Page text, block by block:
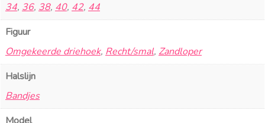
34, 36, 38, 40, 42, 44
Figuur
Omgekeerde driehoek, Recht/smal, Zandloper
Halslijn
Bandjes